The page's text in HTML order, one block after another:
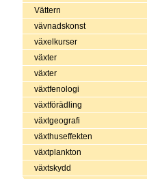
Vättern
vävnadskonst
växelkurser
växter
växter
växtfenologi
växtförädling
växtgeografi
växthuseffekten
växtplankton
växtskydd